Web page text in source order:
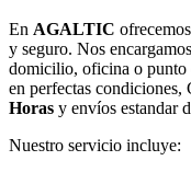
En AGALTIC
y seguro. Nos
domicilio, oficina o punto
en perfectas condiciones,
Horas y envíos estandar
Nuestro servicio incluye: